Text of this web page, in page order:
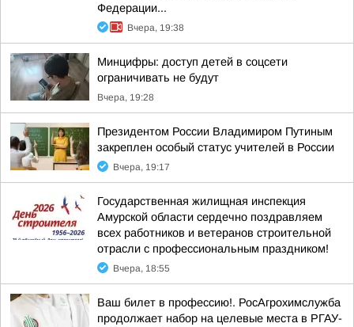
Федерации...
Вчера, 19:38
Минцифры: доступ детей в соцсети
ограничивать не будут
Вчера, 19:28
Президентом России Владимиром Путиным
закреплен особый статус учителей в России
Вчера, 19:17
Государственная жилищная инспекция
Амурской области сердечно поздравляем
всех работников и ветеранов строительной
отрасли с профессиональным праздником!
Вчера, 18:55
Ваш билет в профессию!. РосАгрохимслужба
продолжает набор на целевые места в РГАУ-